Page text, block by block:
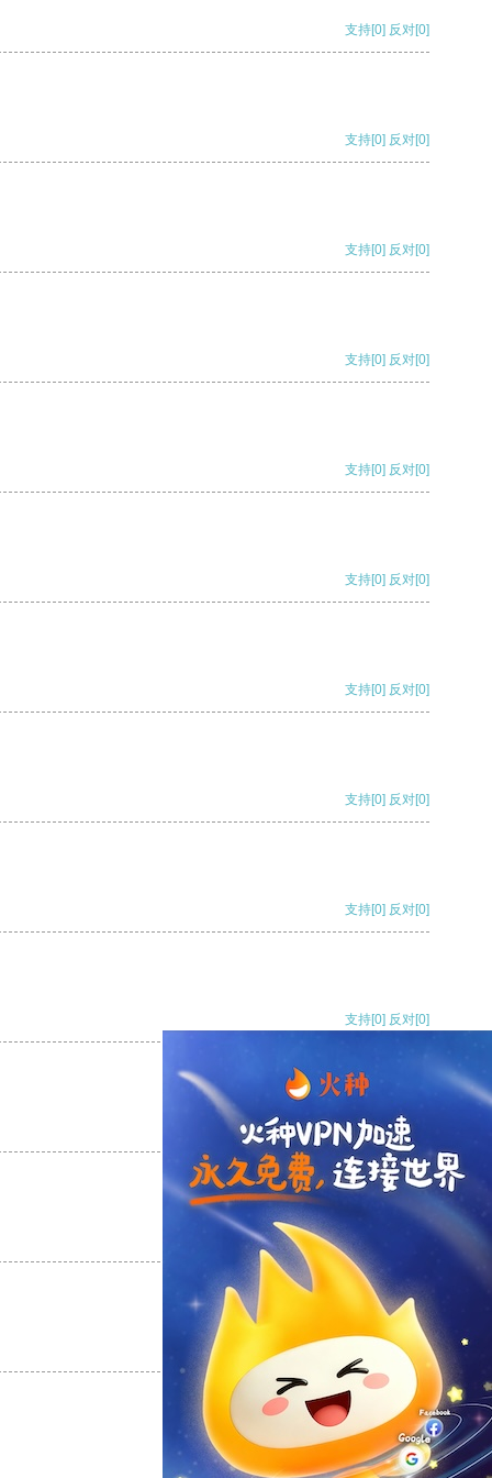
支持[0] 反对[0]
支持[0] 反对[0]
支持[0] 反对[0]
支持[0] 反对[0]
支持[0] 反对[0]
支持[0] 反对[0]
支持[0] 反对[0]
支持[0] 反对[0]
支持[0] 反对[0]
支持[0] 反对[0]
支持[0] 反对
支持
反对 [0]
支持[0] 反对[0]